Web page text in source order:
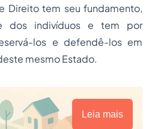
Direito tem seu fundamento,
dos indivíduos e tem por
los e defendê-los em
mesmo Estado.
Leia mais